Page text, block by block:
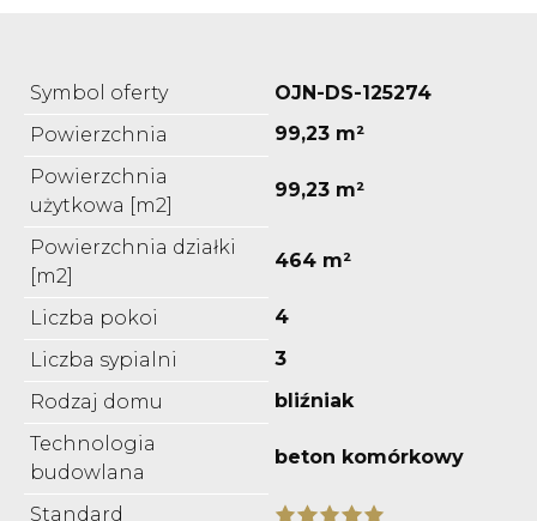
Symbol oferty
OJN-DS-125274
Powierzchnia
99,23 m²
Powierzchnia
użytkowa [m2]
99,23 m²
Powierzchnia działki
[m2]
464 m²
Liczba pokoi
4
Liczba sypialni
3
Rodzaj domu
bliźniak
Technologia
budowlana
beton komórkowy
Standard